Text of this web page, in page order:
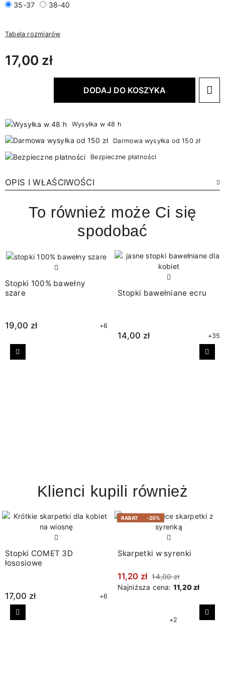
35-37 38-40
Tabela rozmiarów
17,00 zł
DODAJ DO KOSZYKA
Wysyłka w 48 h
Darmowa wysyłka od 150 zł
Bezpieczne płatności
OPIS I WŁAŚCIWOŚCI
To również może Ci się
spodobać
Stopki 100% bawełny
szare
19,00 zł +6
Stopki bawełniane ecru
14,00 zł +35
Poprzedni
Klienci kupili również
Stopki COMET 3D
łososiowe
17,00 zł +6
RABAT -20%
Skarpetki w syrenki
11,20 zł 14,00 zł
Najniższa cena: 11,20 zł
+2
Poprzedni